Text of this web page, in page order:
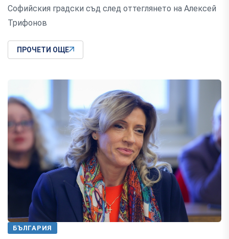
Софийския градски съд след оттеглянето на Алексей
Трифонов
ПРОЧЕТИ ОЩЕ
БЪЛГАРИЯ